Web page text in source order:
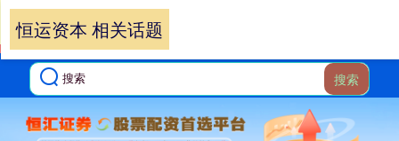
搜索
恒运资本 相关话题